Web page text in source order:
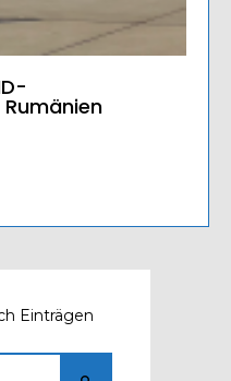
Einträgen